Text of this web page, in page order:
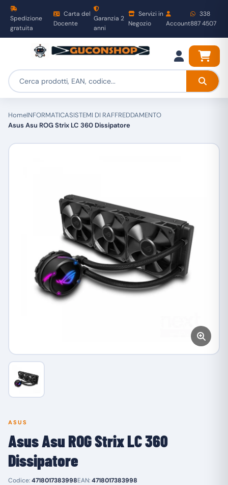
Spedizione
gratuita
Carta del
Docente
Garanzia 2
anni
Servizi in
Negozio
Account
338
887 4507
HomeINFORMATICASISTEMI DI RAFFREDDAMENTO
Asus Asu ROG Strix LC 360 Dissipatore
ASUS
Asus Asu ROG Strix LC 360
Dissipatore
Codice:4718017383998EAN:4718017383998